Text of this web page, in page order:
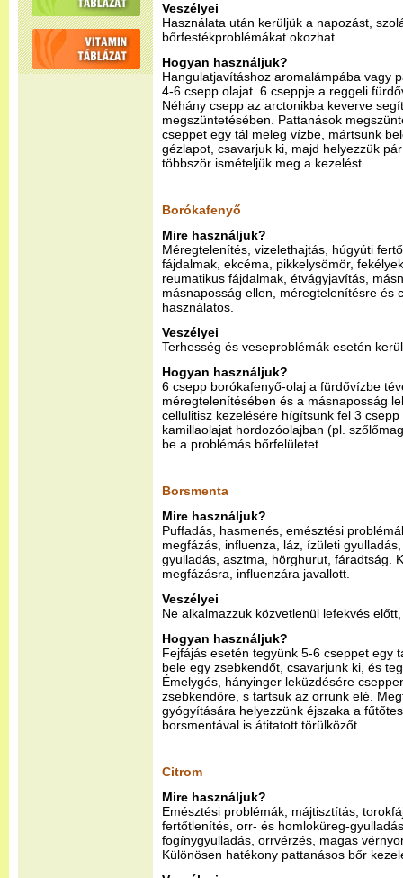
Veszélyei
Használata után kerüljük a napozást,
bőrfestékproblémákat okozhat.
Hogyan használjuk?
Hangulatjavításhoz aromalámpába vagy
4-6 csepp olajat. 6 cseppje a reggeli
Néhány csepp az arctonikba keverve
megszüntetésében. Pattanások
cseppet egy tál meleg vízbe, mártsunk
gézlapot, csavarjuk ki, majd helyezzük
többször ismételjük meg a kezelést.
Borókafenyő
Mire használjuk?
Méregtelenítés, vizelethajtás, húgyúti
fájdalmak, ekcéma, pikkelysömör,
reumatikus fájdalmak, étvágyjavítás,
másnaposság ellen, méregtelenítésre és
használatos.
Veszélyei
Terhesség és veseproblémák esetén
Hogyan használjuk?
6 csepp borókafenyő-olaj a fürdővízbe
méregtelenítésében és a másnaposság
cellulitisz kezelésére hígítsunk fel 3
kamillaolajat hordozóolajban (pl.
be a problémás bőrfelületet.
Borsmenta
Mire használjuk?
Puffadás, hasmenés, emésztési
megfázás, influenza, láz, ízületi
gyulladás, asztma, hörghurut, fáradtság.
megfázásra, influenzára javallott.
Veszélyei
Ne alkalmazzuk közvetlenül lefekvés
Hogyan használjuk?
Fejfájás esetén tegyünk 5-6 cseppet egy
bele egy zsebkendőt, csavarjunk ki, és
Émelygés, hányinger leküzdésére
zsebkendőre, s tartsuk az orrunk elé.
gyógyítására helyezzünk éjszaka a
borsmentával is átitatott törülközőt.
Citrom
Mire használjuk?
Emésztési problémák, májtisztítás,
fertőtlenítés, orr- és homloküreg-
fogínygyulladás, orrvérzés, magas
Különösen hatékony pattanásos bőr